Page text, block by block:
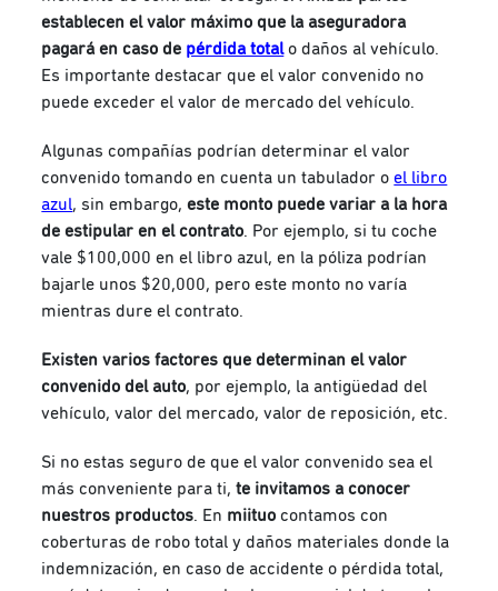
establecen el valor máximo que la aseguradora
pagará en caso de pérdida totalo daños al vehículo.
Es importante destacar que el valor convenido no
puede exceder el valor de mercado del vehículo.
Algunas compañías podrían determinar el valor
convenido tomando en cuenta un tabulador o el libro
azul, sin embargo,este monto puede variar a la hora
de estipular en el contrato. Por ejemplo, si tu coche
vale $100,000 en el libro azul, en la póliza podrían
bajarle unos $20,000, pero este monto no varía
mientras dure el contrato.
Existen varios factores que determinan el valor
convenido del auto, por ejemplo, la antigüedad del
vehículo, valor del mercado, valor de reposición, etc.
Si no estas seguro de que el valor convenido sea el
más conveniente para ti, te invitamos a conocer
nuestros productos. En miituo contamos con
coberturas de robo total y daños materiales donde la
indemnización, en caso de accidente o pérdida total,